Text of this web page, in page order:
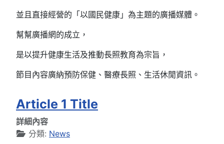
並且直接經營的「以國民健康」為主題的廣播媒體。
幫幫廣播網的成立，
是以提升健康生活及推動長照教育為宗旨，
節目內容廣納預防保健、醫療長照、生活休閒資訊。
Article 1 Title
詳細內容
分類: News